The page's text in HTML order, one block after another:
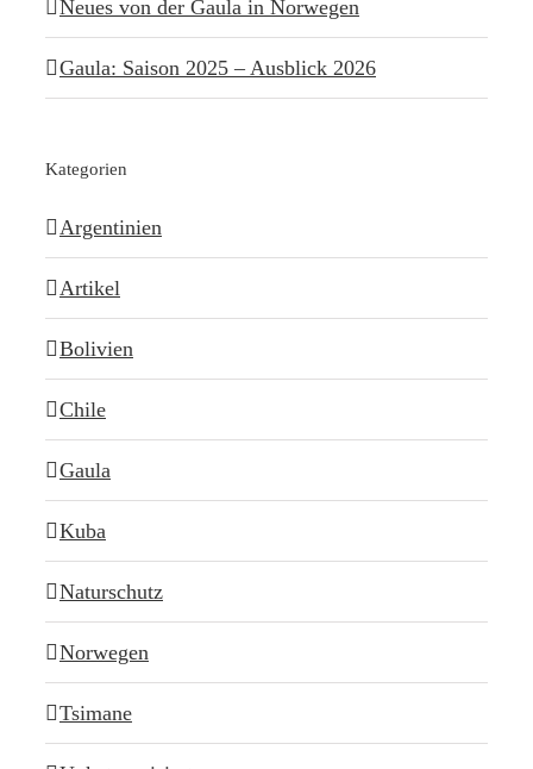
Neues von der Gaula in Norwegen
Gaula: Saison 2025 – Ausblick 2026
Kategorien
Argentinien
Artikel
Bolivien
Chile
Gaula
Kuba
Naturschutz
Norwegen
Tsimane